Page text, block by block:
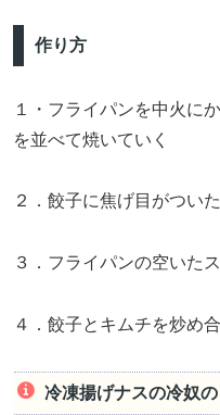
作り方
１・フライパンを中火に
を並べて焼いていく
２．餃子に焦げ目がつい
３．フライパンの空いた
４．餃子とキムチを炒め
冷凍揚げナスの冷奴